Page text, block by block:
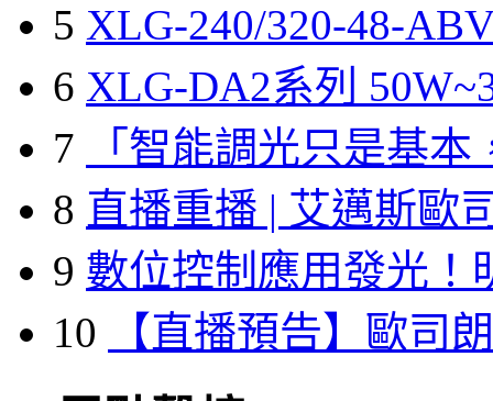
5 XLG-240/320-48-
6 XLG-DA2系列
7
「智能調光只是基本
8 直播重播 | 艾邁斯歐
9 數位控制應用發光！
10
【直播預告】歐司